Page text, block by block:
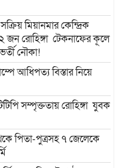
মিয়ানমার কেন্দ্রিক
জন রোহিঙ্গা টেকনাফের কূলে
নৌকা!
আধিপত্য বিস্তার নিয়ে
সম্পৃক্ততায় রোহিঙ্গা যুবক
পিতা-পুত্রসহ ৭ জেলেকে